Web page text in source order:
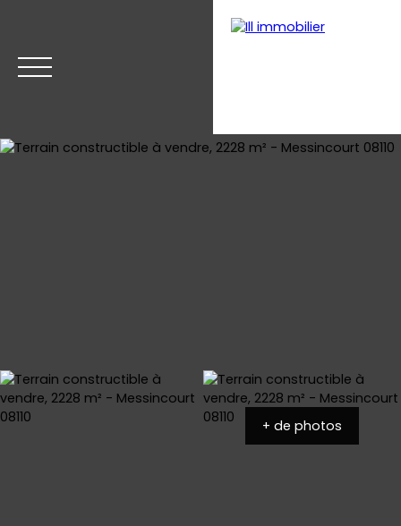
+ de photos